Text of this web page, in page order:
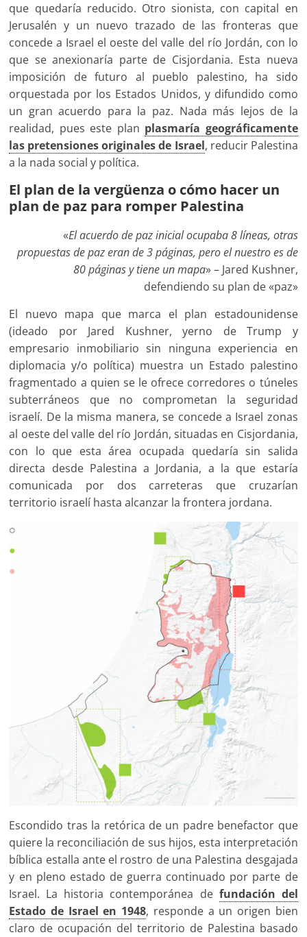
que quedaría reducido. Otro sionista, con capital en
Jerusalén y un nuevo trazado de las fronteras que
concede a Israel el oeste del valle del río Jordán, con lo
que se anexionaría parte de Cisjordania. Esta nueva
imposición de futuro al pueblo palestino, ha sido
orquestada por los Estados Unidos, y difundido como
un gran acuerdo para la paz. Nada más lejos de la
realidad, pues este plan plasmaría geográficamente
las pretensiones originales de Israel, reducir Palestina
a la nada social y política.
El plan de la vergüenza o cómo hacer un
plan de paz para romper Palestina
«El acuerdo de paz inicial ocupaba 8 líneas, otras
propuestas de paz eran de 3 páginas, pero el nuestro es de
80 páginas y tiene un mapa» – Jared Kushner,
defendiendo su plan de «paz»
El nuevo mapa que marca el plan estadounidense
(ideado por Jared Kushner, yerno de Trump y
empresario inmobiliario sin ninguna experiencia en
diplomacia y/o política) muestra un Estado palestino
fragmentado a quien se le ofrece corredores o túneles
subterráneos que no comprometan la seguridad
israelí. De la misma manera, se concede a Israel zonas
al oeste del valle del río Jordán, situadas en Cisjordania,
con lo que esta área ocupada quedaría sin salida
directa desde Palestina a Jordania, a la que estaría
comunicada por dos carreteras que cruzarían
territorio israelí hasta alcanzar la frontera jordana.
Escondido tras la retórica de un padre benefactor que
quiere la reconciliación de sus hijos, esta interpretación
bíblica estalla ante el rostro de una Palestina desgajada
y en pleno estado de guerra continuado por parte de
Israel. La historia contemporánea de fundación del
Estado de Israel en 1948, responde a un origen bien
claro de ocupación del territorio de Palestina basado